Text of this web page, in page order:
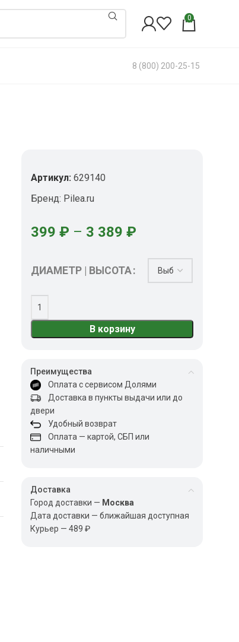
0
8 (800) 200-25-15
Артикул:629140
Бренд: Pilea.ru
399₽ – 3 389₽
ДИАМЕТР | ВЫСОТА
В корзину
Преимущества
Оплата с сервисом Долями
Доставка в пункты выдачи или до
двери
Удобный возврат
Оплата — картой, СБП или
наличными
Доставка
Город доставки — Москва
Дата доставки — ближайшая доступная
Курьер — 489 ₽